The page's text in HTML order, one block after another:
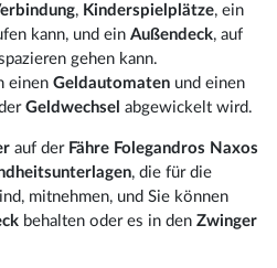
, Kinderspielplätze, ein
kann, und einAußendeck, auf
gehen kann.
einenGeldautomaten und einen
Geldwechselabgewickelt wird.
auf der Fähre Folegandros Naxos
, die für die
mitnehmen, und Sie können
behalten oder es in denZwinger